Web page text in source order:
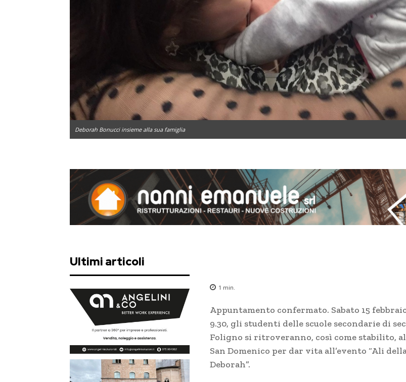
Deborah Bonucci insieme alla sua famiglia
Ultimi articoli
1 min.
Appuntamento confermato. Sabato 15
9.30, gli studenti delle scuole secondarie di
Foligno si ritroveranno, così come stabilito,
San Domenico per dar vita all’evento “Ali
Deborah”.